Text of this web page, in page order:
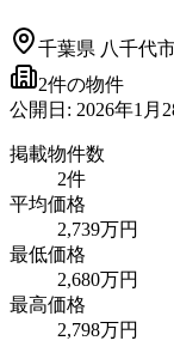
千葉県 八千代
2件の物件
公開日: 2026年1月
掲載物件数
2件
平均価格
2,739万円
最低価格
2,680万円
最高価格
2,798万円